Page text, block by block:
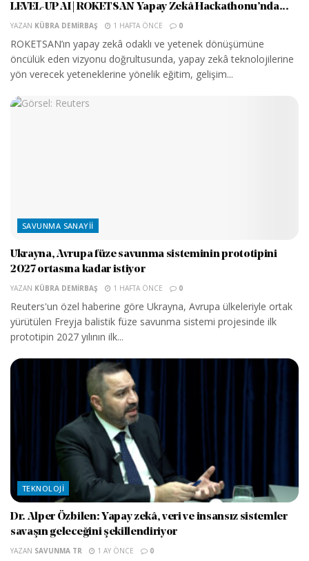
LEVEL-UP AI | ROKETSAN Yapay Zekâ Hackathonu’nda...
YAZAN KÜBRA DEMIRBAŞ 1 HAFTA ÖNCE 0
ROKETSAN’ın yapay zekâ odaklı ve yetenek dönüşümüne
öncülük eden vizyonu doğrultusunda, yapay zekâ teknolojilerine
yön verecek yeteneklerine yönelik eğitim, gelişim...
SAVUNMA SANAYII
Ukrayna, Avrupa füze savunma sisteminin prototipini
2027 ortasına kadar istiyor
YAZAN KÜBRA DEMIRBAŞ 1 HAFTA ÖNCE 0
Reuters'un özel haberine göre Ukrayna, Avrupa ülkeleriyle ortak
yürütülen Freyja balistik füze savunma sistemi projesinde ilk
prototipin 2027 yılının ilk...
TEKNOLOJI
Dr. Alper Özbilen: Yapay zekâ, veri ve insansız sistemler
savaşın geleceğini şekillendiriyor
YAZAN SAVUNMA TR 1 AY ÖNCE 0